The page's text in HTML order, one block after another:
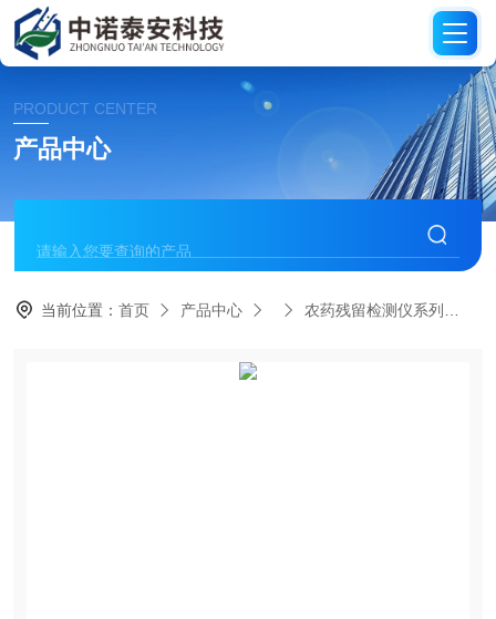
PRODUCT CENTER
产品中心
当前位置：首页 产品中心 农药残留检测仪系列